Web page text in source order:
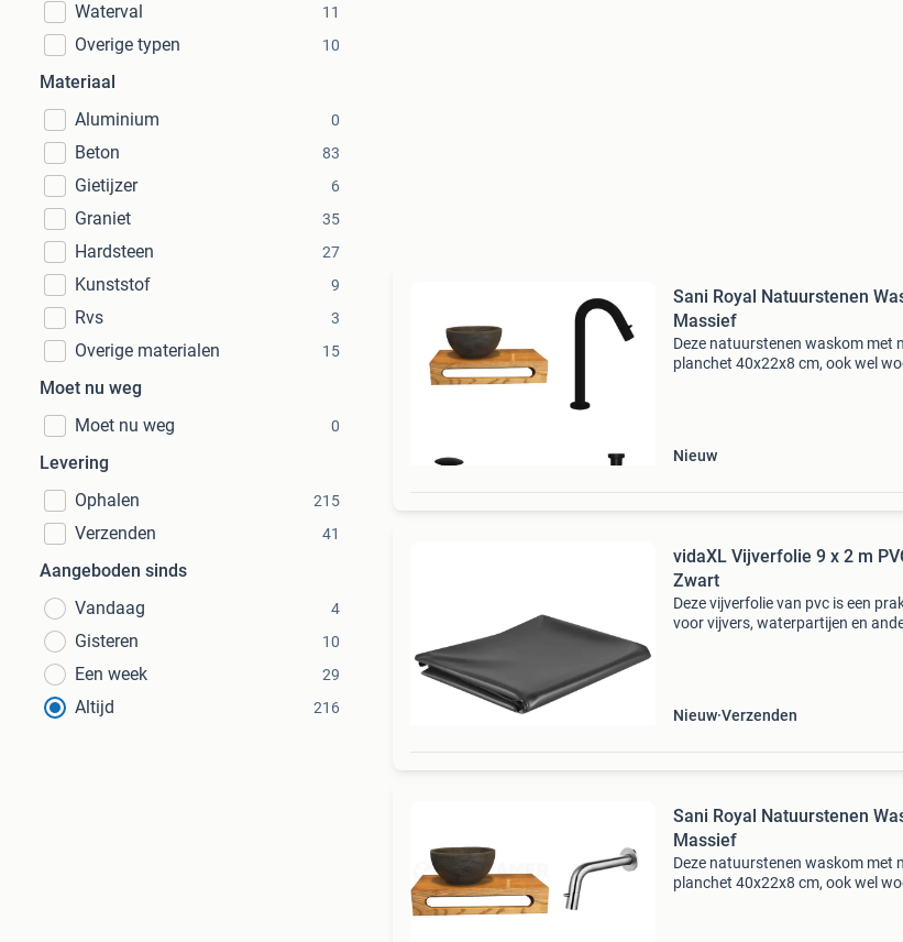
Waterval 11
Overige typen 10
Materiaal
Aluminium
0
Beton 83
Gietijzer 6
Graniet 35
Hardsteen 27
Kunststof 9
Rvs 3
Overige materialen 15
Moet nu weg
Moet nu weg
0
Levering
Ophalen
215
Verzenden 41
Aangeboden sinds
Vandaag
4
Gisteren 10
Een week 29
Altijd 216
Sani Royal Natuurstenen
Massief
Deze natuurstenen waskom met
planchet 40x22x8 cm, ook wel
Nieuw
vidaXL Vijverfolie 9 x 2 m
Zwart
Deze vijverfolie van pvc is een
voor vijvers, waterpartijen en
Nieuw Verzenden
Sani Royal Natuurstenen
Massief
Deze natuurstenen waskom met
planchet 40x22x8 cm, ook wel